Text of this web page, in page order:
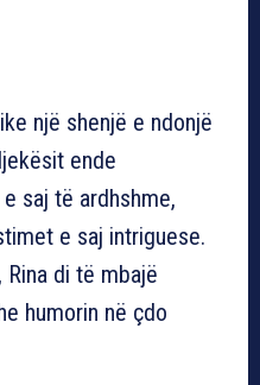
një shenjë e ndonjë
ende
saj të ardhshme,
e saj intriguese.
di të mbajë
humorin në çdo